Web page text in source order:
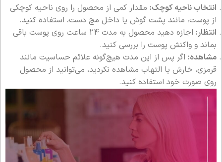
انتخاب ناحیه کوچک: مقدار کمی از محصول را روی ناحیه کوچکی
از پوست، مانند پشت گوش یا داخل مچ دست، استفاده کنید.
انتظار:
اجازه دهید محصول به مدت 24 ساعت روی پوست باقی
بماند و واکنش پوست را بررسی کنید.
مشاهده: اگر پس از این مدت هیچ‌گونه علائم حساسیت مانند
قرمزی، خارش یا التهاب مشاهده نکردید، می‌توانید از محصول
روی صورت خود استفاده کنید.